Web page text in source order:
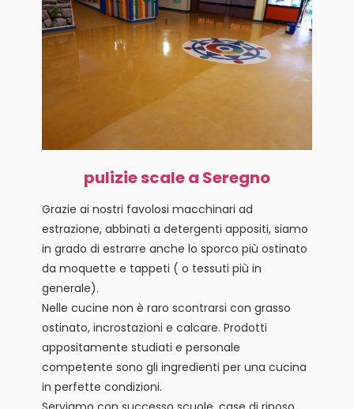
pulizie scale a Seregno
Grazie ai nostri favolosi macchinari ad
estrazione, abbinati a detergenti appositi, siamo
in grado di estrarre anche lo sporco più ostinato
da moquette e tappeti ( o tessuti più in
generale).
Nelle cucine non è raro scontrarsi con grasso
ostinato, incrostazioni e calcare. Prodotti
appositamente studiati e personale
competente sono gli ingredienti per una cucina
in perfette condizioni.